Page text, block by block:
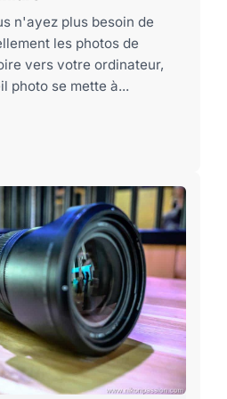
n'ayez plus besoin de
les photos de
vers votre ordinateur,
photo se mette à...